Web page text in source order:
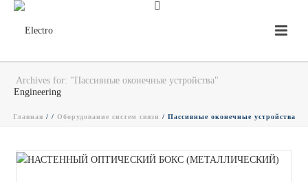
Archives for: "Пассивные оконечные устройства"
Главная / / Оборудование систем связи / Пассивные оконечные устройства